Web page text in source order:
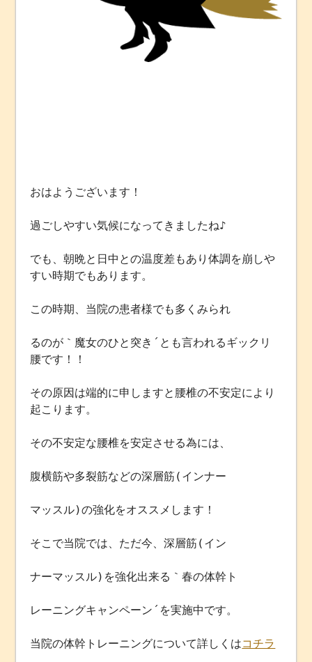
おはようございます！
過ごしやすい気候になってきましたね♪
でも、朝晩と日中との温度差もあり体調を崩しや
すい時期でもあります。
この時期、当院の患者様でも多くみられ
るのが｀魔女のひと突き´とも言われるギックリ
腰です！！
その原因は端的に申しますと腰椎の不安定により
起こります。
その不安定な腰椎を安定させる為には、
腹横筋や多裂筋などの深層筋(インナー
マッスル)の強化をオススメします！
そこで当院では、ただ今、深層筋(イン
ナーマッスル)を強化出来る｀春の体幹ト
レーニングキャンペーン´を実施中です。
当院の体幹トレーニングについて詳しくはコチラ